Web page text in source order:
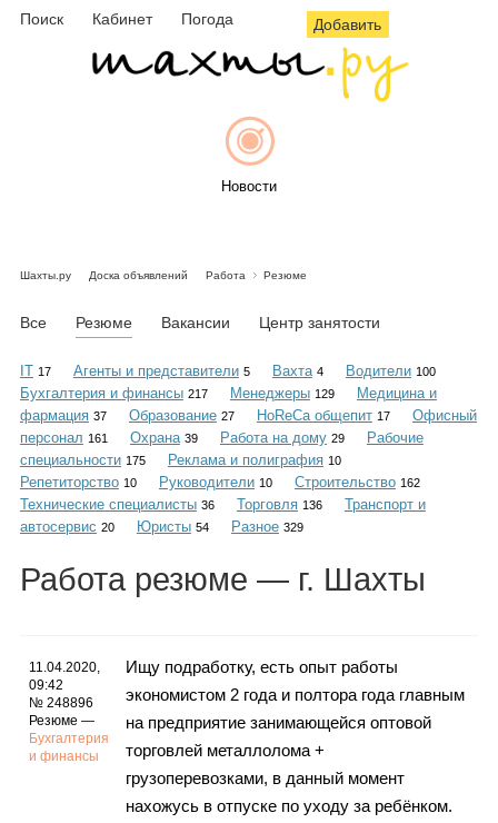
Поиск Кабинет Погода Добавить
Новости
Объявления
Каталог
Гороскоп
Шахты.ру Доска объявлений Работа Резюме
Все Резюме Вакансии Центр занятости
IT 17 Агенты и представители 5 Вахта 4 Водители 100
Бухгалтерия и финансы 217 Менеджеры 129
Медицина и
фармация 37 Образование 27 HoReCa общепит 17
Офисный
персонал 161 Охрана 39 Работа на дому 29
Рабочие
специальности 175 Реклама и полиграфия 10
Репетиторство 10 Руководители 10 Строительство 162
Технические специалисты 36 Торговля 136
Транспорт и
автосервис 20 Юристы 54 Разное 329
Работа резюме — г. Шахты
11.04.2020,
09:42
№ 248896
Резюме —
Бухгалтерия
и финансы
Ищу подработку, есть опыт работы
экономистом 2 года и полтора года главным
на предприятие занимающейся оптовой
торговлей металлолома +
грузоперевозками, в данный момент
нахожусь в отпуске по уходу за ребёнком.